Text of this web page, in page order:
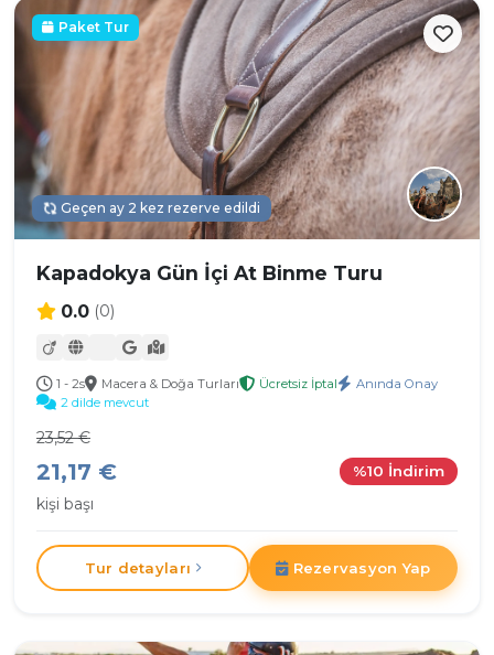
Önerilen
Paket Tur
Geçen ay 2 kez rezerve edildi
Kapadokya Gün İçi At Binme Turu
0.0 (0)
1 - 2s Macera & Doğa Turları Ücretsiz İptal
Anında Onay
2 dilde mevcut
23,52 €
21,17 €
kişi başı
%10 İndirim
Tur detayları Rezervasyon Yap